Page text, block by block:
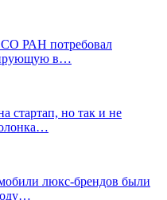
СО РАН потребовал
в…
стартап, но так и не
люкс-брендов были